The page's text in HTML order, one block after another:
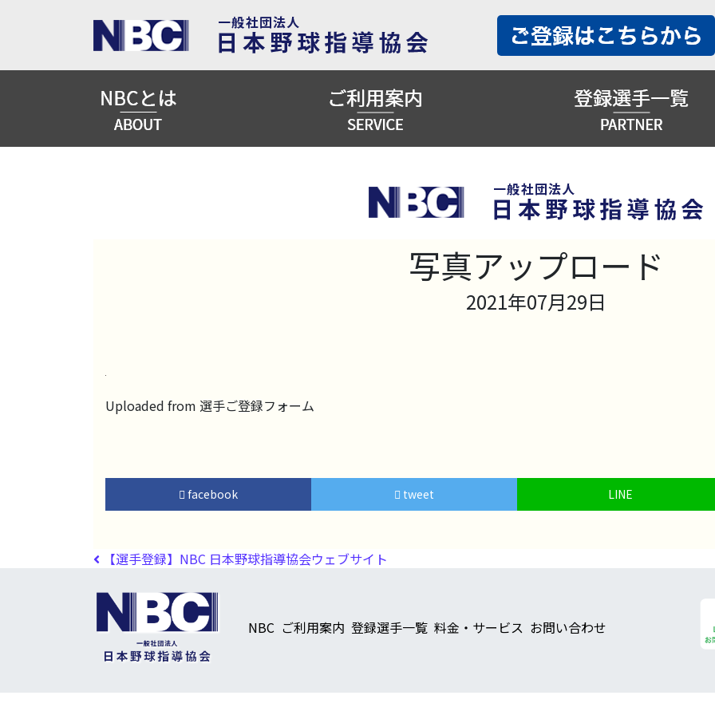
写真アップロード
2021年07月29日
Uploaded from 選手ご登録フォーム
facebook tweet LINE
投稿ナビゲーション
【選手登録】NBC 日本野球指導協会ウェブサイト
NBC ご利用案内 登録選手一覧 料金・サービス お問い合わせ